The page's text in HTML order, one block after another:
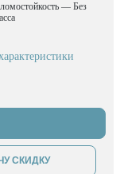
— Без
СКИДКУ